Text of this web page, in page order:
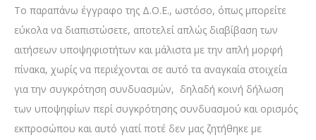
Το παραπάνω έγγραφο της Δ.Ο.Ε., ωστόσο, όπως μπορείτε
εύκολα να διαπιστώσετε, αποτελεί απλώς διαβίβαση των
αιτήσεων υποψηφιοτήτων και μάλιστα με την απλή μορφή
πίνακα, χωρίς να περιέχονται σε αυτό τα αναγκαία στοιχεία
για την συγκρότηση συνδυασμών, δηλαδή κοινή δήλωση
των υποψηφίων περί συγκρότησης συνδυασμού και ορισμός
εκπροσώπου και αυτό γιατί ποτέ δεν μας ζητήθηκε με